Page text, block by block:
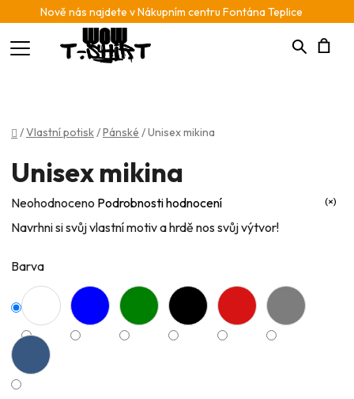
Nově nás najdete v Nákupním centru Fontána Teplice
Hledat
Domů
/Vlastní potisk/Pánské /Unisex mikina
Navrhni si svůj vlastní motiv a hrdě nos svůj výtvor!
Barva
Unisex mikina
Průměrné
hodnocení
je
0,0
z
hvězdiček.
Neohodnoceno Podrobnosti hodnocení